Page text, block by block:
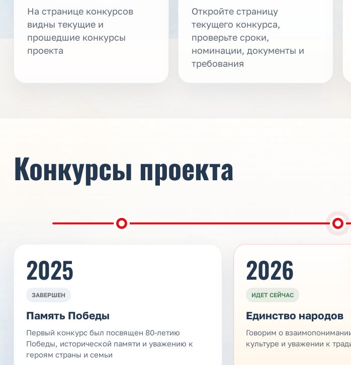
На странице конкурсов
видны текущие и
прошедшие конкурсы
проекта
Откройте страницу
текущего конкурса,
проверьте сроки,
номинации, документы и
требования
Конкурсы проекта
2025
ЗАВЕРШЕН
Память Победы
Первый конкурс был посвящен 80-летию
Победы, исторической памяти и уважению к
героям страны и семьи
2026
ИДЕТ СЕЙЧАС
Единство народов
Говорим о
культуре и уважении к